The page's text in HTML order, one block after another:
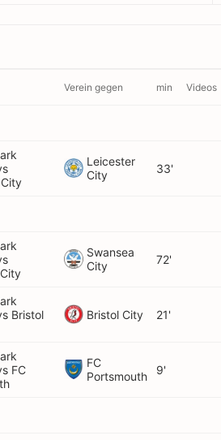
Verein gegen min Videos
Leicester
City
33'
Swansea
City
72'
Bristol
Bristol City 21'
FC
FC
Portsmouth
9'